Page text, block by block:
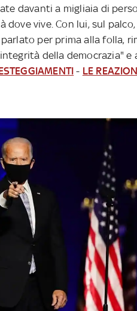
davanti a migliaia di
dove vive. Con lui, sul palco,
per prima alla folla,
della democrazia" e
- LE